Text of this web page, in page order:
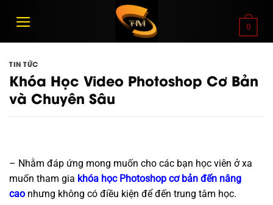
0
TIN TỨC
Khóa Học Video Photoshop Cơ Bản
và Chuyên Sâu
– Nhằm đáp ứng mong muốn cho các bạn học viên ở xa
muốn tham gia khóa học Photoshop cơ bản đến nâng
cao nhưng không có điều kiện để đến trung tâm học.